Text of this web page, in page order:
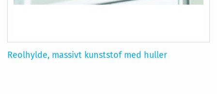
Reolhylde, massivt kunststof med huller